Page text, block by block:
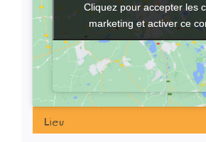
Lieu
Cliquez pour accepter les
marketing et activer ce
Cliquez pour accepter les
marketing et activer ce